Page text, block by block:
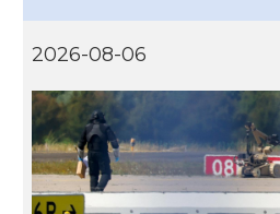
2026-08-06